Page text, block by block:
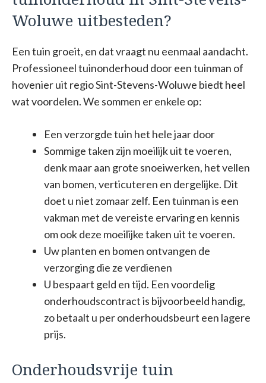
Woluwe uitbesteden?
Een tuin groeit, en dat vraagt nu eenmaal aandacht.
Professioneel tuinonderhoud door een tuinman of
hovenier uit regio Sint-Stevens-Woluwe biedt heel
wat voordelen. We sommen er enkele op:
Een verzorgde tuin het hele jaar door
Sommige taken zijn moeilijk uit te voeren,
denk maar aan grote snoeiwerken, het vellen
van bomen, verticuteren en dergelijke. Dit
doet u niet zomaar zelf. Een tuinman is een
vakman met de vereiste ervaring en kennis
om ook deze moeilijke taken uit te voeren.
Uw planten en bomen ontvangen de
verzorging die ze verdienen
U bespaart geld en tijd. Een voordelig
onderhoudscontract is bijvoorbeeld handig,
zo betaalt u per onderhoudsbeurt een lagere
prijs.
Onderhoudsvrije tuin